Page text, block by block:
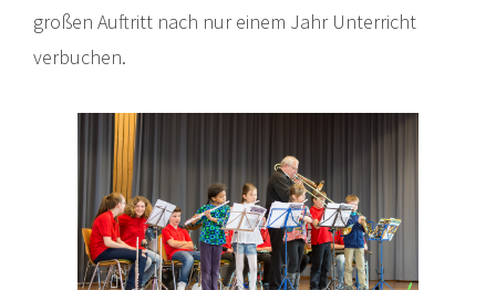
großen Auftritt nach nur einem Jahr Unterricht
verbuchen.